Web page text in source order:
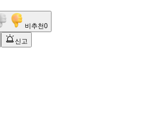
비추천0
신고